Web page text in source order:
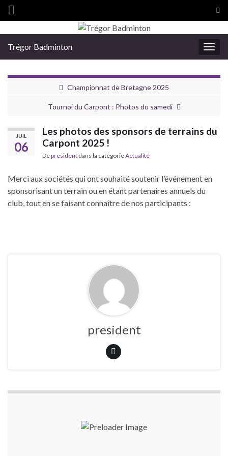
Search for:
Trégor Badminton
Championnat de Bretagne 2025
Tournoi du Carpont : Photos du samedi
JUIL
06
Les photos des sponsors de terrains du
Carpont 2025 !
Depresident dans la catégorieActualité
Merci aux sociétés qui ont souhaité soutenir l’événement en
sponsorisant un terrain ou en étant partenaires annuels du
club, tout en se faisant connaître de nos participants :
president